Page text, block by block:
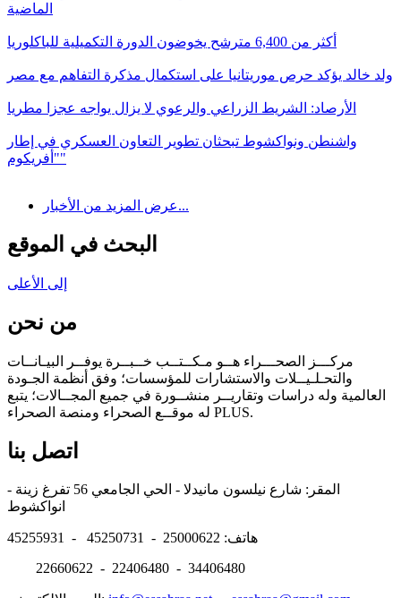
الماضية
أكثر من 6,400 مترشح يخوضون الدورة التكميلية للباكلوريا
ولد خالد يؤكد حرص موريتانيا على استكمال مذكرة التفاهم مع مصر
الأرصاد: الشريط الزراعي والرعوي لا يزال يواجه عجزا مطريا
واشنطن ونواكشوط تبحثان تطوير التعاون العسكري في إطار
"أفريكوم"
عرض المزيد من الأخبار...
البحث في الموقع
إلى الأعلى
من نحن
مركـــز الصحـــراء هــو مـكــتــب خــبــرة يوفــر البيـانــات
والتحـلـيــلات والاستشارات للمؤسسات؛ وفق أنظمة الجـودة
العالمية وله دراسات وتقاريــر منشــورة في جميع المجــالات؛ يتبع
له موقــع الصحراء ومنصة الصحراء PLUS.
اتصل بنا
المقر: شارع نيلسون مانيدلا - الحي الجامعي 56 تفرغ زينة -
هاتف: 25000622 - 45250731 - 45255931
22660622 - 22406480 - 34406480